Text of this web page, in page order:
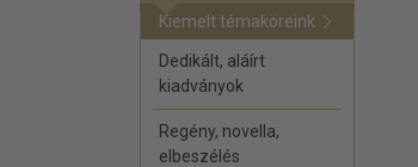
Kiemelt témaköreink
Dedikált, aláírt
kiadványok
Regény, novella,
elbeszélés